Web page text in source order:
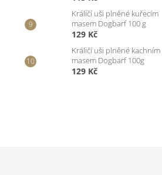
Králičí uši plněné kuřecím
masem Dogbarf 100 g
129 Kč
Králičí uši plněné kachním
masem Dogbarf 100g
129 Kč